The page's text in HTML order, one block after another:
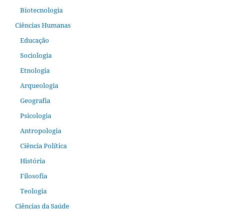
Biotecnologia
Ciências Humanas
Educação
Sociologia
Etnologia
Arqueologia
Geografia
Psicologia
Antropologia
Ciência Política
História
Filosofia
Teologia
Ciências da Saúde